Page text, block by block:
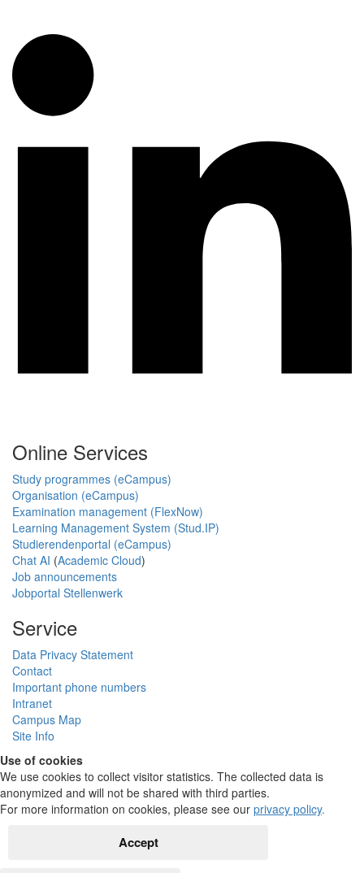
Online Services
Study programmes (eCampus)
Organisation (eCampus)
Examination management (FlexNow)
Learning Management System (Stud.IP)
Studierendenportal (eCampus)
Chat AI (Academic Cloud)
Job announcements
Jobportal Stellenwerk
Service
Data Privacy Statement
Contact
Important phone numbers
Intranet
Campus Map
Site Info
Use of cookies
We use cookies to collect visitor statistics. The collected data is
anonymized and will not be shared with third parties.
For more information on cookies, please see our privacy policy.
Accept